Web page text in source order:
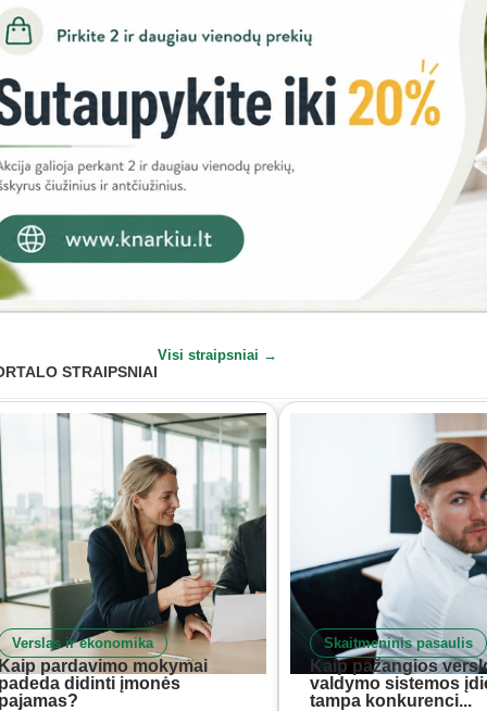
STRAIPSNIAI
Visi straipsniai →
Verslas ir ekonomika
pardavimo mokymai
didinti įmonės
Skaitmeninis pasaulis
Kaip pažangios
valdymo sistemos
tampa konkurenci...